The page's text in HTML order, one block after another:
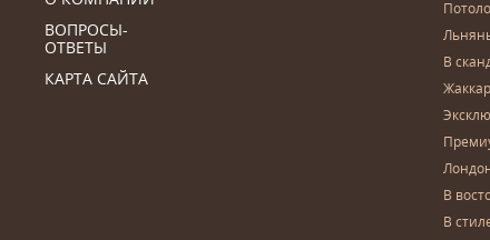
ВОПРОСЫ-
ОТВЕТЫ
КАРТА САЙТА
В
В
В